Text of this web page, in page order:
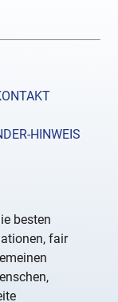
HINWEIS
besten
fair